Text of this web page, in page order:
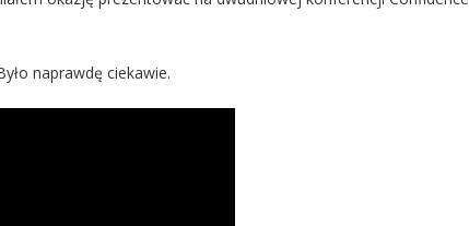
naprawdę ciekawie.